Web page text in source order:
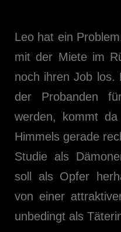
Leo hat ein
mit der Miete im
noch ihren Job los.
der Probanden
werden, kommt
Himmels gerade
Studie als
soll als Opfer
von einer
unbedingt als